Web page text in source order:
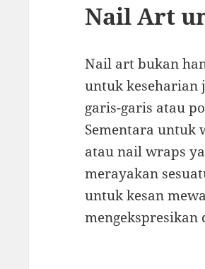
Nail Art
Nail art bukan
untuk keseharian
garis-garis atau
Sementara untuk
atau nail wraps
merayakan
untuk kesan